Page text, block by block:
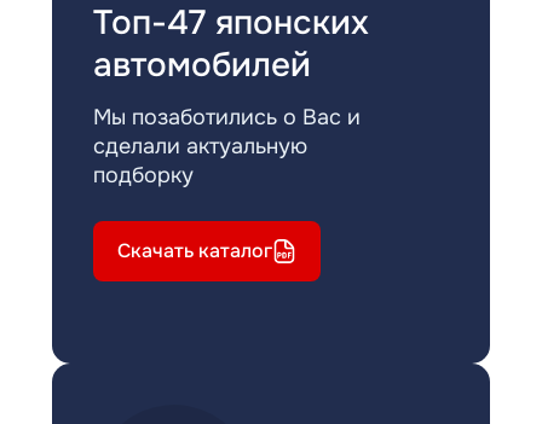
Топ-47 японских
автомобилей
Мы позаботились о Вас и
сделали актуальную
подборку
Скачать каталог